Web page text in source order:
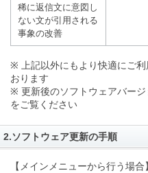
稀に返信文に意図し
ない文が引用される
事象の改善
※ 上記以外にもより快適にご
おります
※ 更新後のソフトウェアバー
をご覧ください
2.ソフトウェア更新の手順
【メインメニューから行う場合】